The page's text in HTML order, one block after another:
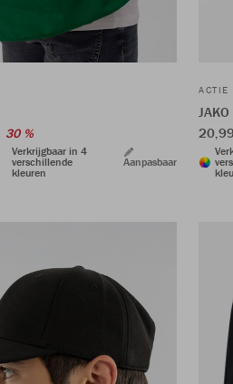
30 %
Verkrijgbaar in 4
verschillende
kleuren
Aanpasbaar
ACTIE